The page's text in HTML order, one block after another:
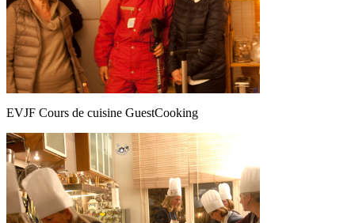
EVJF Cours de cuisine GuestCooking